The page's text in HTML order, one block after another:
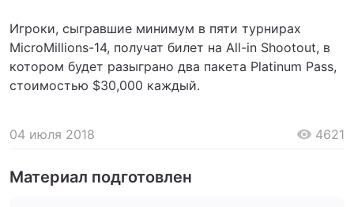
Игроки, сыгравшие минимум в пяти турнирах
MicroMillions-14, получат билет на All-in Shootout, в
котором будет разыграно два пакета Platinum Pass,
стоимостью $30,000 каждый.
04 июля 2018 4621
Материал подготовлен